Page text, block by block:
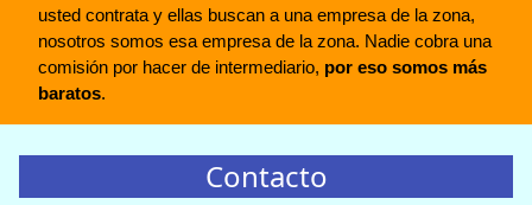
usted contrata y ellas buscan a una empresa de la zona,
nosotros somos esa empresa de la zona. Nadie cobra una
comisión por hacer de intermediario, por eso somos más
baratos.
Contacto